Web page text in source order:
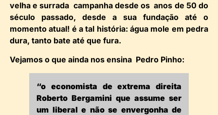
velha e surrada campanha desde os anos de 50 do
século passado, desde a sua fundação até o
momento atual! é a tal história: água mole em pedra
dura, tanto bate até que fura.
Vejamos o que ainda nos ensina Pedro Pinho:
“o economista de extrema direita
Roberto Bergamini que assume ser
um liberal e não se envergonha de